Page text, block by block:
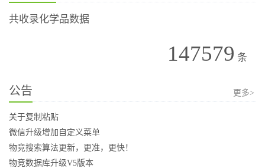
共收录化学品数据
147579 条
公告 更多>
关于复制粘贴
微信升级增加自定义菜单
物竞搜索算法更新，更准，更快！
物竞数据库升级V5版本